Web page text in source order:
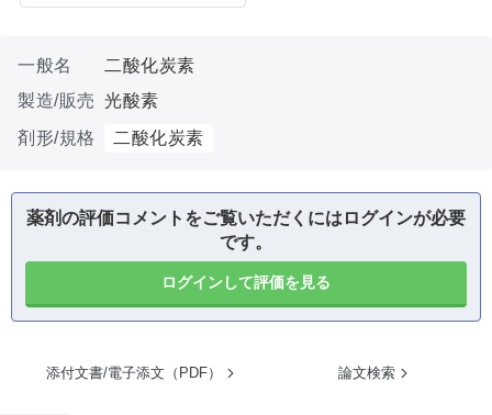
一般名
二酸化炭素
製造/販売 光酸素
剤形/規格
二酸化炭素
薬剤の評価コメントをご覧いただくにはログインが必要
です。
ログインして評価を見る
添付文書/電子添文（PDF） 論文検索